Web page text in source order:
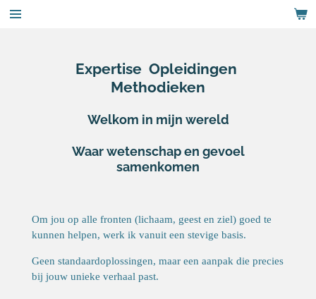
Ga
Expertise Opleidingen
Methodieken
Welkom in mijn wereld
Waar wetenschap en gevoel
samenkomen
Om jou op alle fronten (lichaam, geest en ziel) goed te
kunnen helpen, werk ik vanuit een stevige basis.
Geen standaardoplossingen, maar een aanpak die precies
bij jouw unieke verhaal past.